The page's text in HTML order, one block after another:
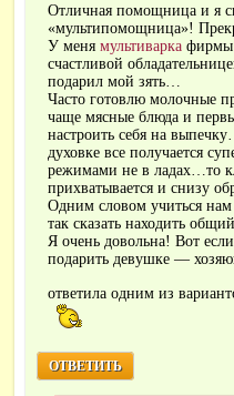
Отличная помощница и я
«мультипомощница»!
У меня мультиварка фирмы
счастливой
подарил мой зять…
Часто готовлю молочные
чаще мясные блюда и
настроить себя на
духовке все получается
режимами не в ладах…то
прихватывается и снизу
Одним словом учиться
так сказать находить
Я очень довольна! Вот
подарить девушке —
ответила одним из
ОТВЕТИТЬ